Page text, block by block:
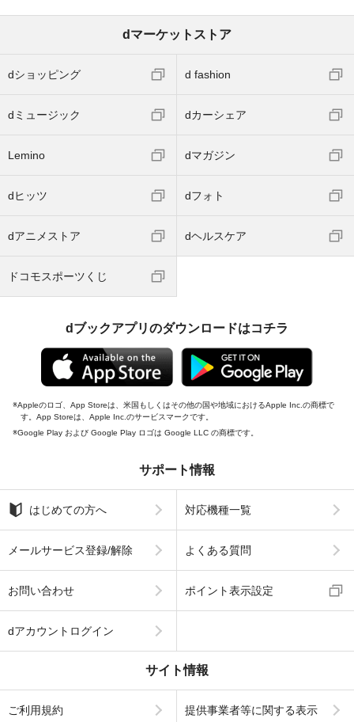
dマーケットストア
dショッピング d fashion
dミュージック dカーシェア
Lemino dマガジン
dヒッツ dフォト
dアニメストア dヘルスケア
ドコモスポーツくじ
dブックアプリのダウンロードはコチラ
Appleのロゴ、App Storeは、米国もしくはその他の国や地域におけるApple Inc.の商標で
す。App Storeは、Apple Inc.のサービスマークです。
Google Play および Google Play ロゴは Google LLC の商標です。
サポート情報
はじめての方へ 対応機種一覧
メールサービス登録/解除 よくある質問
お問い合わせ ポイント表示設定
dアカウントログイン
サイト情報
ご利用規約 提供事業者等に関する表示